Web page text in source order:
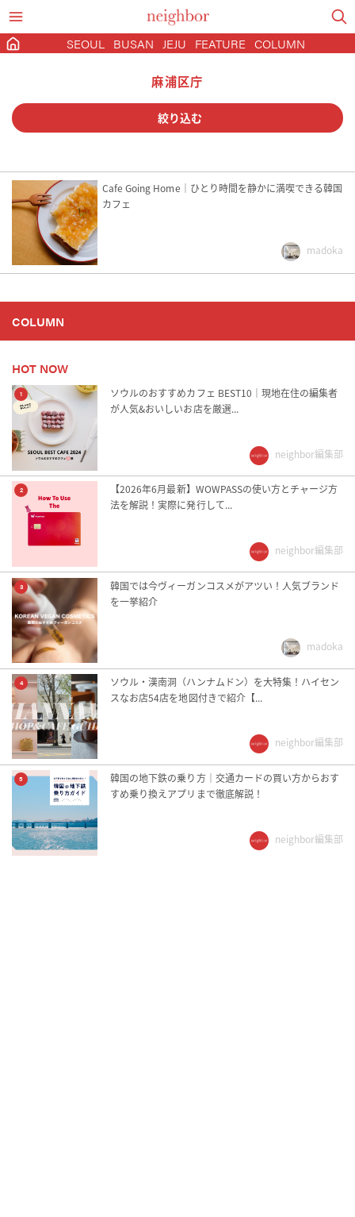
SEOUL BUSAN JEJU FEATURE COLUMN
麻浦区庁
絞り込む
カフェ グルメ コスメ
ショッピング
ソウル 済州
インスタ紹介記事 ドラマロケ地
友達と
家族旅行 彼と一緒に
Cafe Going Home｜ひとり時間を静かに満喫できる韓国
カフェ
madoka
COLUMN
HOT NOW
1
ソウルのおすすめカフェ BEST10｜現地在住の編集者
が人気&おいしいお店を厳選...
neighbor編集部
2
【2026年6月最新】WOWPASSの使い方とチャージ方
法を解説！実際に発行して...
neighbor編集部
3
韓国では今ヴィーガンコスメがアツい！人気ブランド
を一挙紹介
madoka
4
ソウル・漢南洞（ハンナムドン）を大特集！ハイセン
スなお店54店を地図付きで紹介【...
neighbor編集部
5
韓国の地下鉄の乗り方｜交通カードの買い方からおす
すめ乗り換えアプリまで徹底解説！
neighbor編集部